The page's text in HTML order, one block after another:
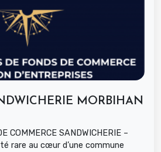
MORBIHAN
COMMERCE SANDWICHERIE –
rare au cœur d’une commune